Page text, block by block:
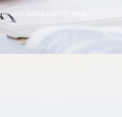
und Gebäudeeffizienz